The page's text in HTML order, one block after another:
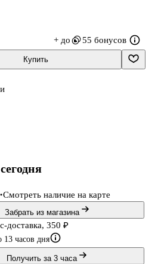
+ до 55 бонусов
Купить
сегодня
Смотреть наличие на карте
Забрать из магазина
доставка, 350 ₽
13 часов дня
Получить за 3 часа